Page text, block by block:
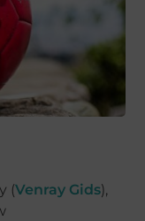
(Venray Gids),